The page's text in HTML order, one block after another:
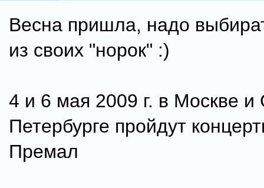
Весна пришла, надо
из своих "норок" :)
4 и 6 мая 2009 г. в Москве и
Петербурге пройдут
Премал